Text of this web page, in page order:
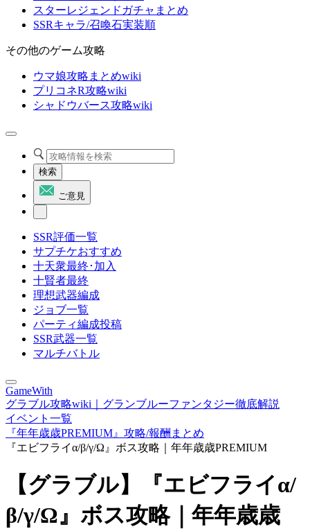
スターレジェンドガチャまとめ
SSRキャラ/召喚石実装順
その他のゲーム攻略
ウマ娘攻略まとめwiki
プリコネR攻略wiki
シャドウバース攻略wiki
検索
ご意見
SSR評価一覧
サプチケおすすめ
十天衆最終･加入
十賢者最終
理想武器編成
ジョブ一覧
パーティ編成投稿
SSR武器一覧
マルチバトル
GameWith
グラブル攻略wiki｜グランブルーファンタジー徹底解説
イベント一覧
『年年歳歳PREMIUM』攻略/報酬まとめ
『エビフライα/β/γ/Ω』ボス攻略｜年年歳歳PREMIUM
【グラブル】『エビフライα/
β/γ/Ω』ボス攻略｜年年歳歳